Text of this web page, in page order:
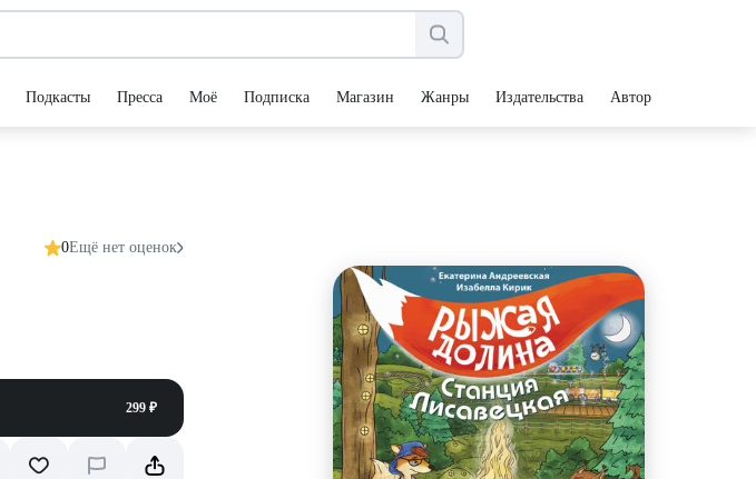
Подкасты Пресса Моё Подписка Магазин Жанры Издательства Авторы
0Ещё нет оценок
299 ₽